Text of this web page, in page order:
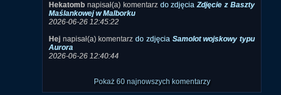
Hekatomb napisał(a) komentarz do zdjęciaZdjęcie z Baszty
Maślankowej w Malborku
2026-06-26 12:45:22
Hej napisał(a) komentarzdo zdjęcia Samolot wojskowy typu
Aurora
2026-06-26 12:40:44
Pokaż 60 najnowszych komentarzy